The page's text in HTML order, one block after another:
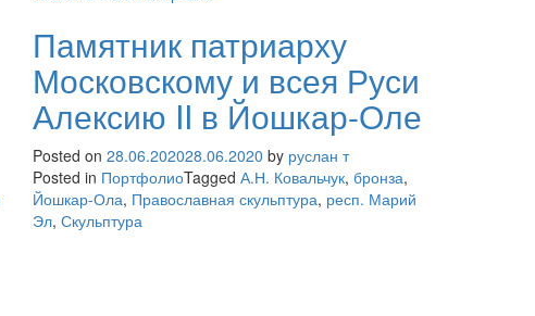
Памятник патриарху
Московскому и всея Руси
Алексию II в Йошкар-Оле
Posted on 28.06.202028.06.2020 by руслан т
Posted in ПортфолиоTagged А.Н. Ковальчук, бронза,
Йошкар-Ола, Православная скульптура, респ. Марий
Эл, Скульптура